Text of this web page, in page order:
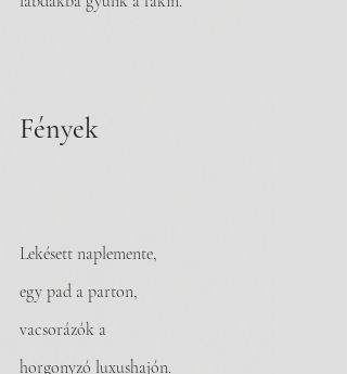
Fények
Lekésett naplemente,
egy pad a parton,
vacsorázók a
horgonyzó luxushajón.